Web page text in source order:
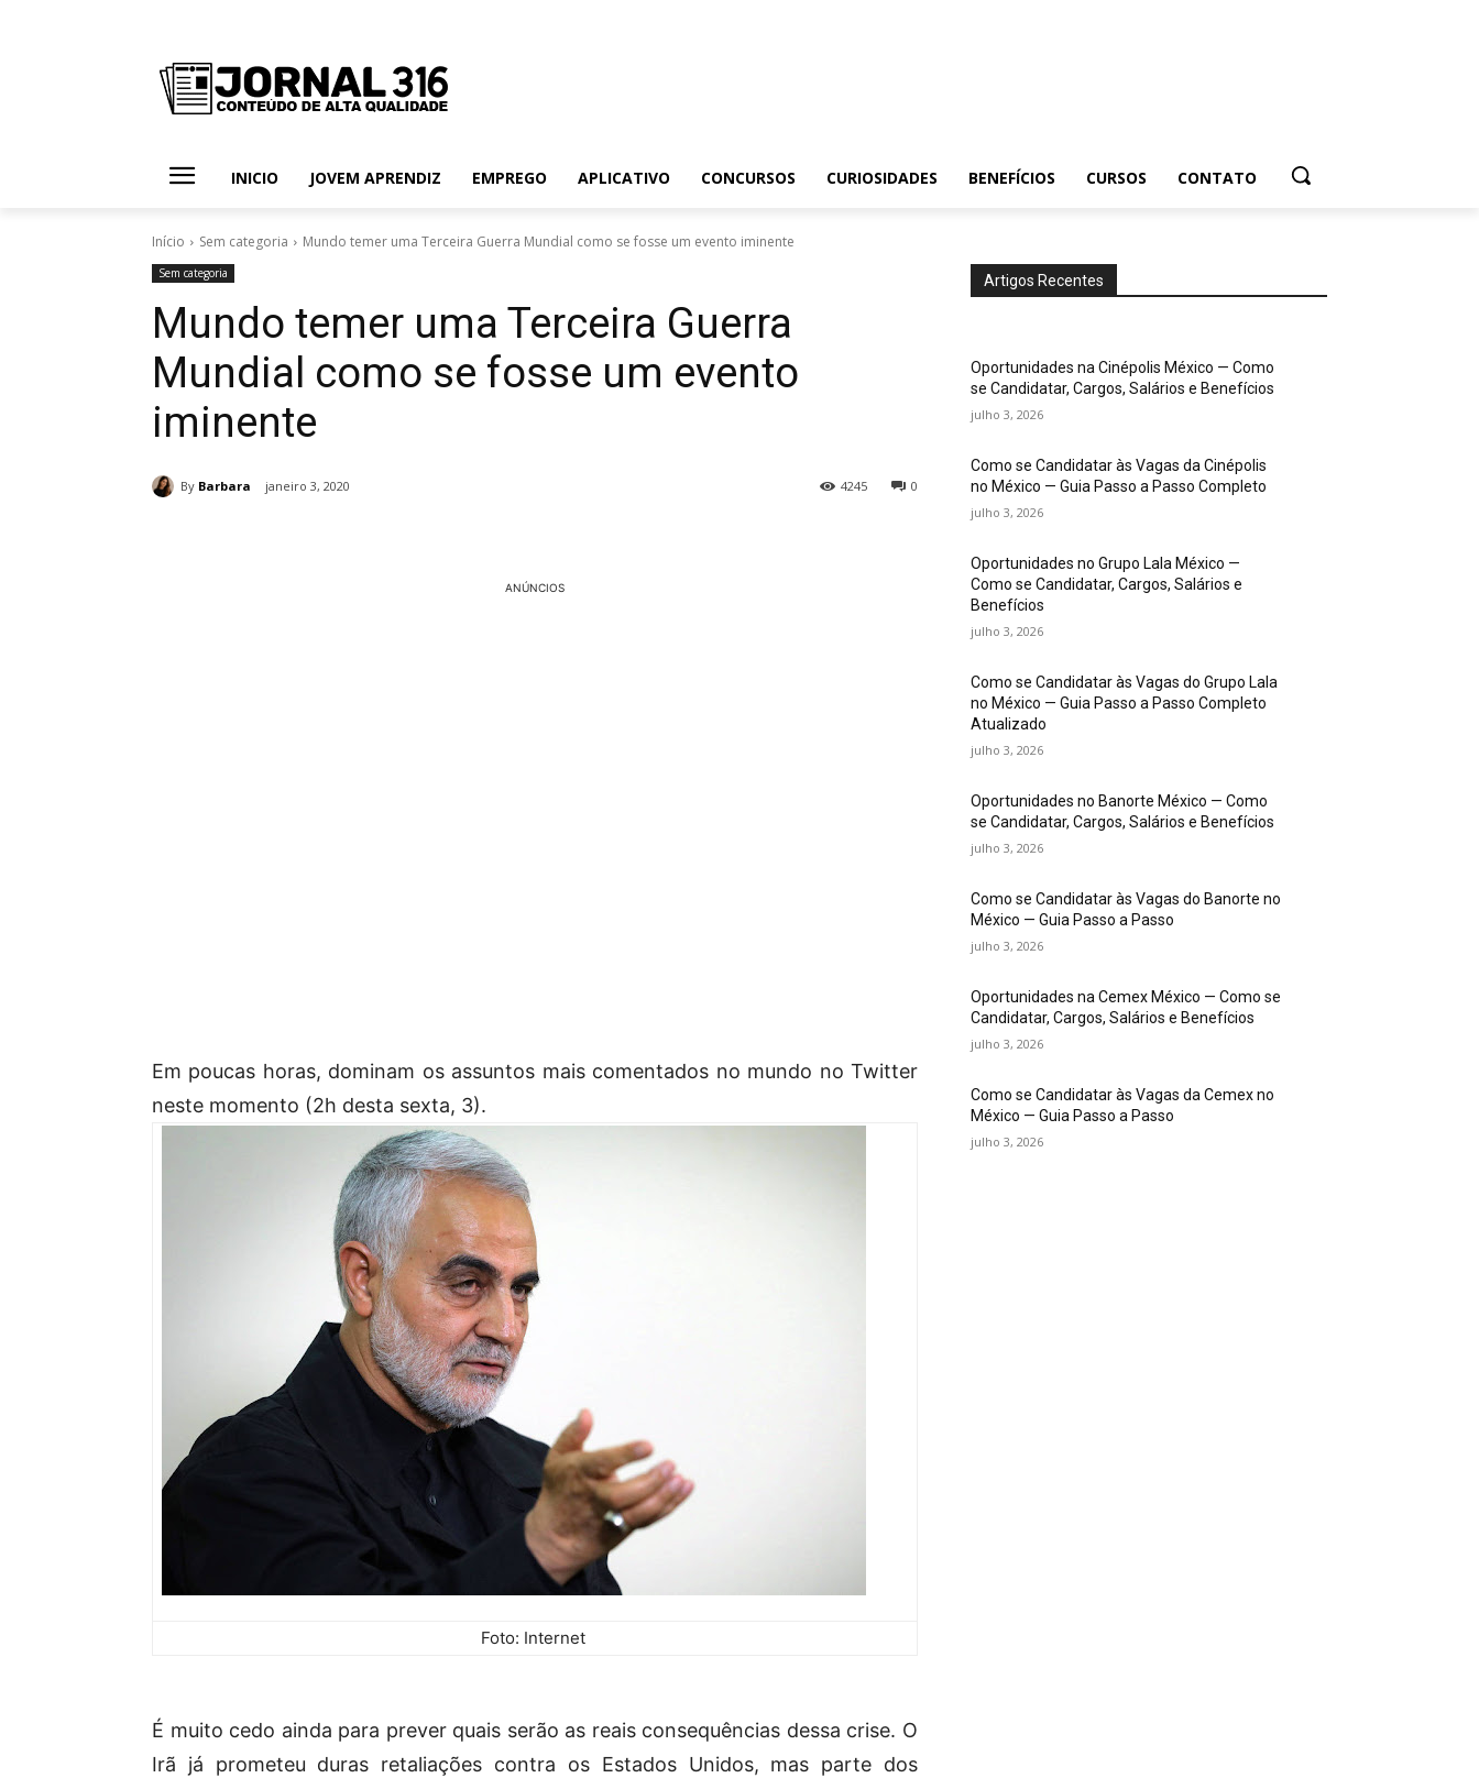
INICIO JOVEM APRENDIZ EMPREGO APLICATIVO CONCURSOS CURIOSIDADES BENEFÍCIOS CURSOS CONTATO
Início Sem categoria Mundo temer uma Terceira Guerra Mundial como se fosse um evento iminente
Sem categoria
Mundo temer uma Terceira Guerra
Mundial como se fosse um evento
iminente
By Barbara janeiro 3, 2020 0
4245
ANÚNCIOS
Em poucas horas, dominam os assuntos mais comentados no mundo no Twitter
neste momento (2h desta sexta, 3).
Foto: Internet
É muito cedo ainda para prever quais serão as reais consequências dessa crise. O
Irã já prometeu duras retaliações contra os Estados Unidos, mas parte dos
Artigos Recentes
Oportunidades na Cinépolis México — Como
se Candidatar, Cargos, Salários e Benefícios
julho 3, 2026
Como se Candidatar às Vagas da Cinépolis
no México — Guia Passo a Passo Completo
julho 3, 2026
Oportunidades no Grupo Lala México —
Como se Candidatar, Cargos, Salários e
Benefícios
julho 3, 2026
Como se Candidatar às Vagas do Grupo Lala
no México — Guia Passo a Passo Completo
Atualizado
julho 3, 2026
Oportunidades no Banorte México — Como
se Candidatar, Cargos, Salários e Benefícios
julho 3, 2026
Como se Candidatar às Vagas do Banorte no
México — Guia Passo a Passo
julho 3, 2026
Oportunidades na Cemex México — Como se
Candidatar, Cargos, Salários e Benefícios
julho 3, 2026
Como se Candidatar às Vagas da Cemex no
México — Guia Passo a Passo
julho 3, 2026